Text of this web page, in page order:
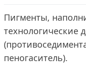
Пигменты,
технологические
пеногаситель).